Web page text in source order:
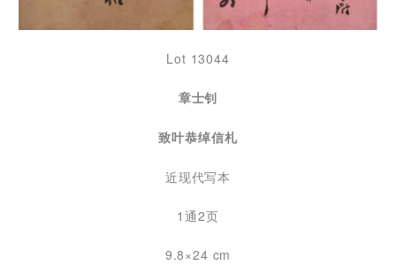
Lot 13044
章士钊
致叶恭绰信札
近现代写本
1通2页
9.8×24 cm